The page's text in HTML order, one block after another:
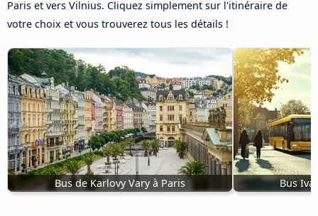
Paris et vers Vilnius. Cliquez simplement sur l'itinéraire de
votre choix et vous trouverez tous les détails !
Bus de Karlovy Vary à Paris Bus